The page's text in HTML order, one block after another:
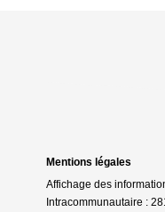
Mentions légales
Affichage des
Intracommunautaire :